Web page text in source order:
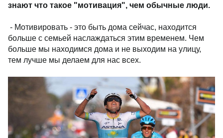
знают что такое "мотивация", чем обычные люди.
- Мотивировать - это быть дома сейчас, находится
больше с семьей наслаждаться этим временем. Чем
больше мы находимся дома и не выходим на улицу,
тем лучше мы делаем для нас всех.